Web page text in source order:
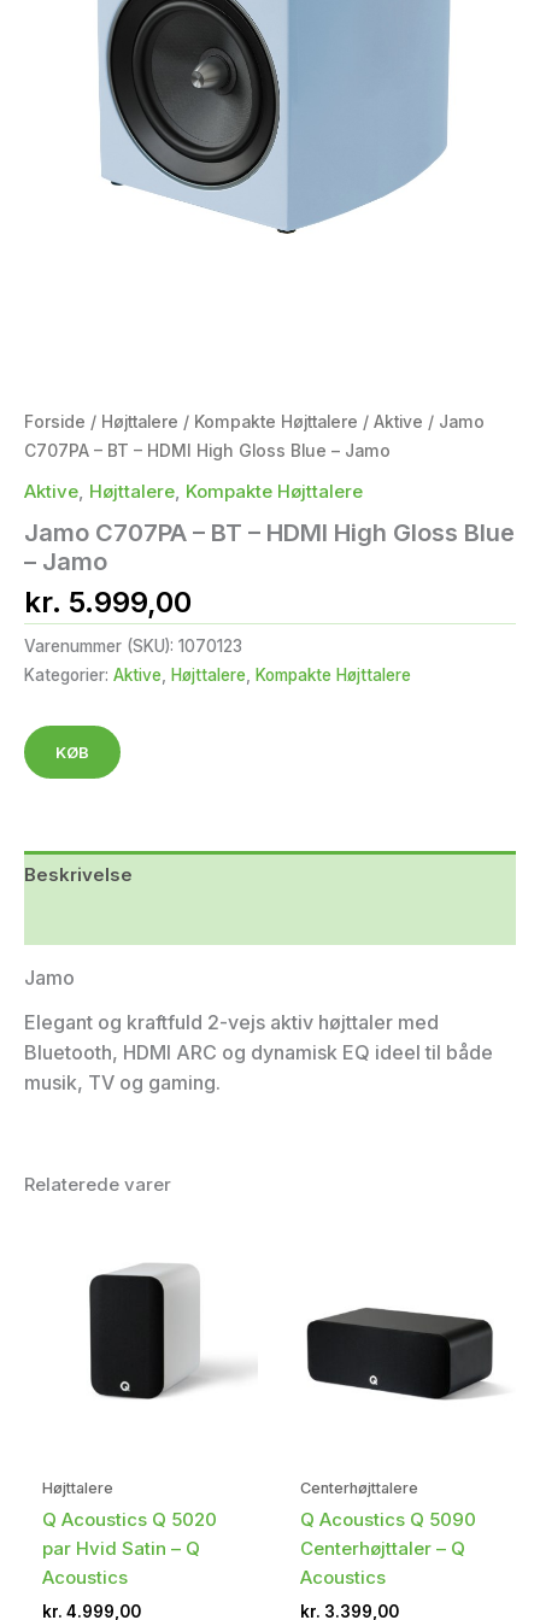
Forside / Højttalere / Kompakte Højttalere / Aktive / Jamo
C707PA – BT – HDMI High Gloss Blue – Jamo
Aktive Højttalere Kompakte Højttalere
Jamo C707PA – BT – HDMI High Gloss Blue
– Jamo
kr. 5.999,00
Varenummer (SKU): 1070123
Kategorier: Aktive, Højttalere, Kompakte Højttalere
KØB
Beskrivelse
Jamo
Elegant og kraftfuld 2-vejs aktiv højttaler med
Bluetooth, HDMI ARC og dynamisk EQ ideel til både
musik, TV og gaming.
Relaterede varer
Højttalere
Q Acoustics Q 5020
par Hvid Satin – Q
Acoustics
kr. 4.999,00
Centerhøjttalere
Q Acoustics Q 5090
Centerhøjttaler – Q
Acoustics
kr. 3.399,00